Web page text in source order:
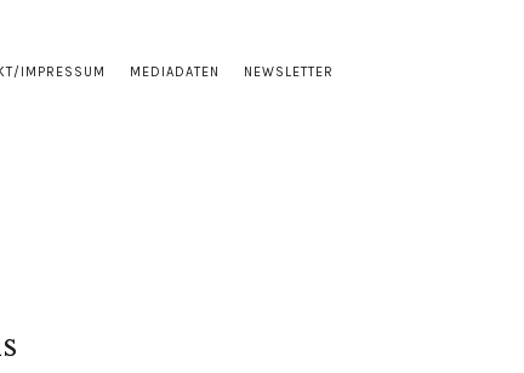
IMPRESSUM MEDIADATEN NEWSLETTER